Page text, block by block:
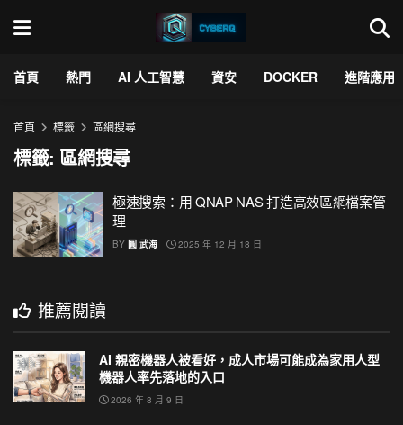
首頁 熱門 AI 人工智慧 資安 DOCKER 進階應用
首頁 標籤 區網搜尋
標籤: 區網搜尋
極速搜索：用 QNAP NAS 打造高效區網檔案管
理
BY 圓 武海 2025 年 12 月 18 日
推薦閱讀
AI 親密機器人被看好，成人市場可能成為家用人型
機器人率先落地的入口
2026 年 8 月 9 日